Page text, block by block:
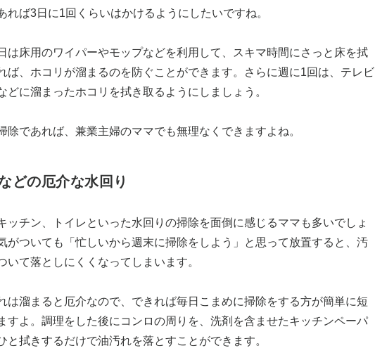
れば3日に1回くらいはかけるようにしたいですね。
は床用のワイパーやモップなどを利用して、スキマ時間にさっと床を拭
ば、ホコリが溜まるのを防ぐことができます。さらに週に1回は、テレビ
どに溜まったホコリを拭き取るようにしましょう。
除であれば、兼業主婦のママでも無理なくできますよね。
どの厄介な水回り
ッチン、トイレといった水回りの掃除を面倒に感じるママも多いでしょ
がついても「忙しいから週末に掃除をしよう」と思って放置すると、汚
いて落としにくくなってしまいます。
は溜まると厄介なので、できれば毎日こまめに掃除をする方が簡単に短
すよ。調理をした後にコンロの周りを、洗剤を含ませたキッチンペーパ
と拭きするだけで油汚れを落とすことができます。